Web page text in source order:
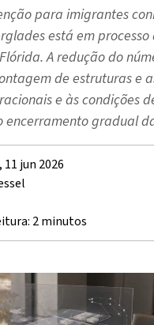
para imigrantes
está em processo
A redução do
de estruturas e
e às condições
encerramento gradual
jun 2026
2minutos